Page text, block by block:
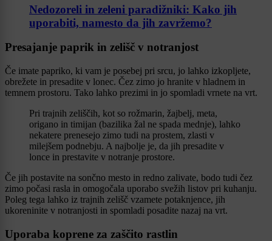
Nedozoreli in zeleni paradižniki: Kako jih
uporabiti, namesto da jih zavržemo?
Presajanje paprik in zelišč v notranjost
Če imate papriko, ki vam je posebej pri srcu, jo lahko izkopljete,
obrežete in presadite v lonec. Čez zimo jo hranite v hladnem in
temnem prostoru. Tako lahko prezimi in jo spomladi vrnete na vrt.
Pri trajnih zeliščih, kot so rožmarin, žajbelj, meta,
origano in timijan (bazilika žal ne spada mednje), lahko
nekatere prenesejo zimo tudi na prostem, zlasti v
milejšem podnebju. A najbolje je, da jih presadite v
lonce in prestavite v notranje prostore.
Če jih postavite na sončno mesto in redno zalivate, bodo tudi čez
zimo počasi rasla in omogočala uporabo svežih listov pri kuhanju.
Poleg tega lahko iz trajnih zelišč vzamete potaknjence, jih
ukoreninite v notranjosti in spomladi posadite nazaj na vrt.
Uporaba koprene za zaščito rastlin